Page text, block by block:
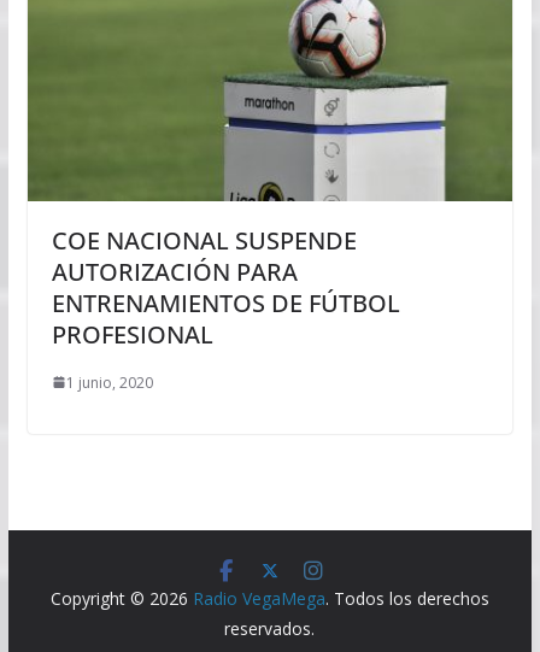
COE NACIONAL SUSPENDE
AUTORIZACIÓN PARA
ENTRENAMIENTOS DE FÚTBOL
PROFESIONAL
1 junio, 2020
Copyright © 2026 Radio VegaMega. Todos los derechos
reservados.